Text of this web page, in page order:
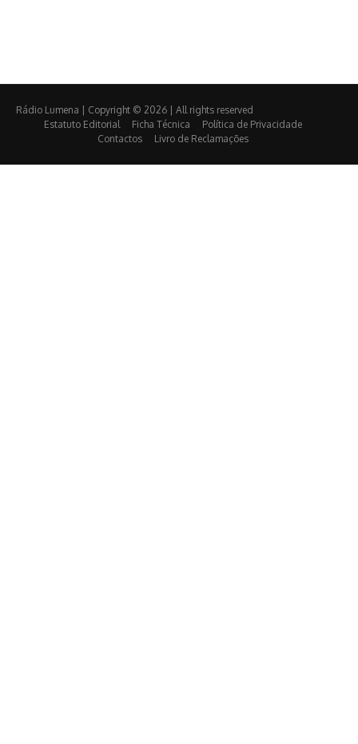
Rádio Lumena | Copyright © 2026 | All rights reserved
Estatuto Editorial
Ficha Técnica
Política de Privacidade
Contactos
Livro de Reclamações